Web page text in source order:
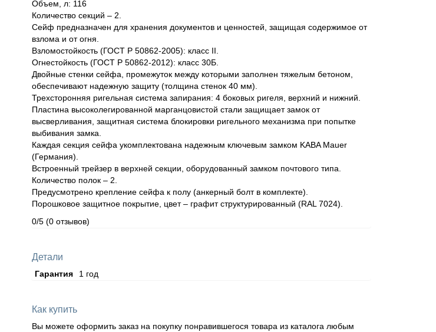
Объем, л: 116
Количество секций – 2.
Сейф предназначен для хранения документов и ценностей, защищая содержимое от
взлома и от огня.
Взломостойкость (ГОСТ Р 50862-2005): класс II.
Огнестойкость (ГОСТ Р 50862-2012): класс 30Б.
Двойные стенки сейфа, промежуток между которыми заполнен тяжелым бетоном,
обеспечивают надежную защиту (толщина стенок 40 мм).
Трехсторонняя ригельная система запирания: 4 боковых ригеля, верхний и нижний.
Пластина высоколегированной марганцовистой стали защищает замок от
высверливания, защитная система блокировки ригельного механизма при попытке
выбивания замка.
Каждая секция сейфа укомплектована надежным ключевым замком KABA Mauer
(Германия).
Встроенный трейзер в верхней секции, оборудованный замком почтового типа.
Количество полок – 2.
Предусмотрено крепление сейфа к полу (анкерный болт в комплекте).
Порошковое защитное покрытие, цвет – графит структурированный (RAL 7024).
0/5 (0 отзывов)
Детали
Гарантия 1 год
Как купить
Вы можете оформить заказ на покупку понравившегося товара из каталога любым